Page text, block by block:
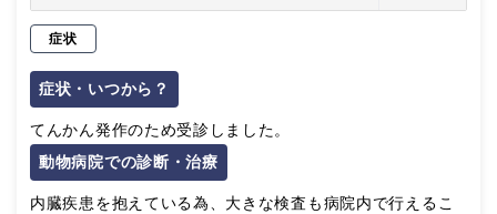
症状
症状・いつから？
てんかん発作のため受診しました。
動物病院での診断・治療
内臓疾患を抱えている為、大きな検査も病院内で行えるこ